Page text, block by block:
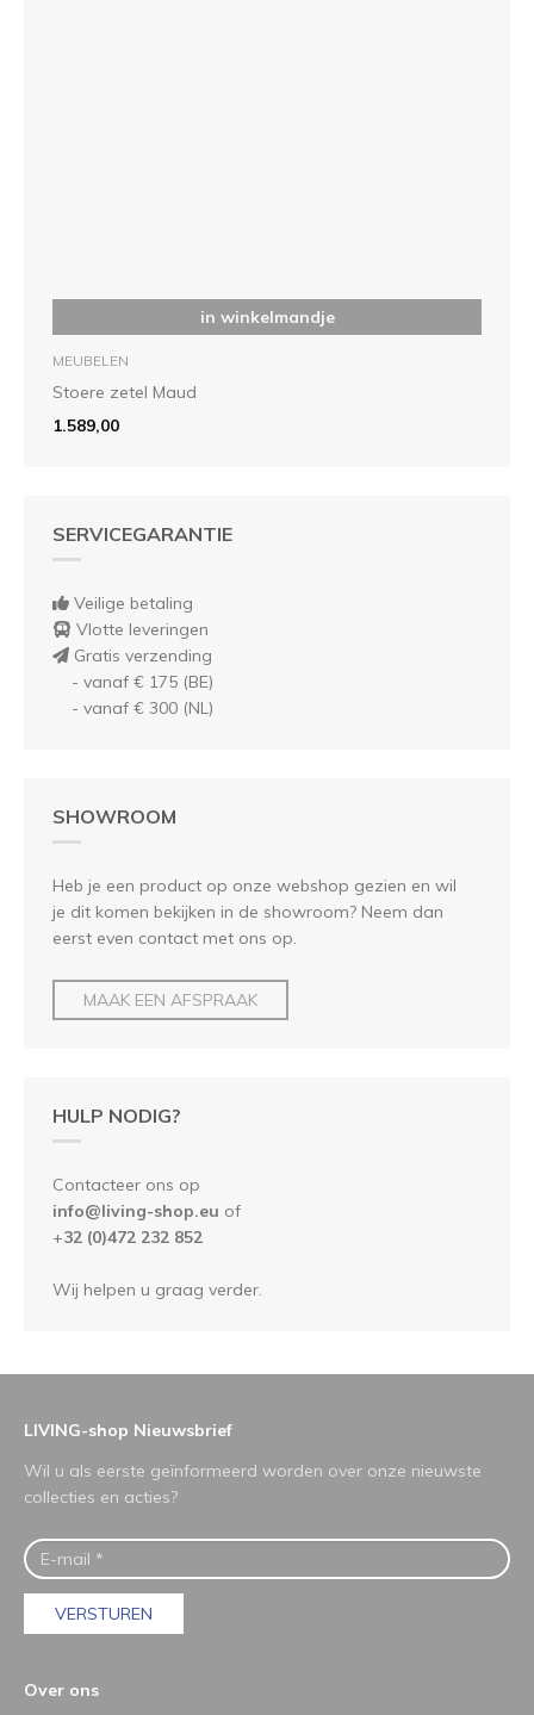
in winkelmandje
MEUBELEN
Stoere zetel Maud
1.589,00
SERVICEGARANTIE
Veilige betaling
Vlotte leveringen
Gratis verzending
- vanaf € 175 (BE)
- vanaf € 300 (NL)
SHOWROOM
Heb je een product op onze webshop gezien en wil
je dit komen bekijken in de showroom? Neem dan
eerst even contact met ons op.
MAAK EEN AFSPRAAK
HULP NODIG?
Contacteer ons op
info@living-shop.eu of
+32 (0)472 232 852
Wij helpen u graag verder.
LIVING-shop Nieuwsbrief
Wil u als eerste geïnformeerd worden over onze nieuwste
collecties en acties?
VERSTUREN
Over ons